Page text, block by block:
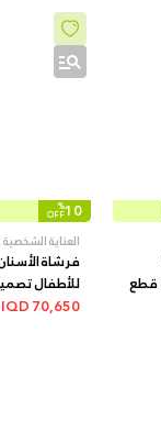
للأجهزة الكهربائية اورال-بي 2 قطع
10
%
OFF
العناية الشخصية
فرشاة
للأطفال تصميم فروزن
70,650